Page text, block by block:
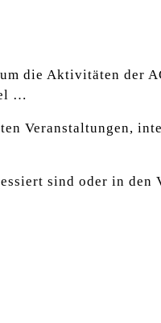
die Aktivitäten der
…
Veranstaltungen,
sind oder in den